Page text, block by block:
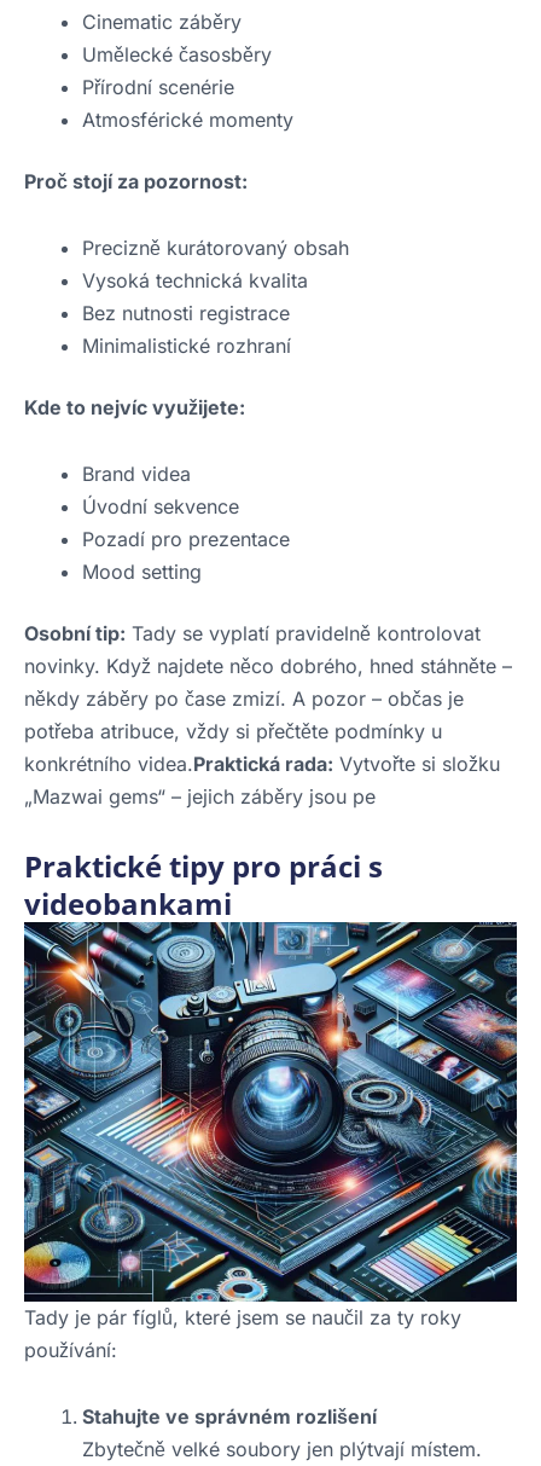
Cinematic záběry
Umělecké časosběry
Přírodní scenérie
Atmosférické momenty
Proč stojí za pozornost:
Precizně kurátorovaný obsah
Vysoká technická kvalita
Bez nutnosti registrace
Minimalistické rozhraní
Kde to nejvíc využijete:
Brand videa
Úvodní sekvence
Pozadí pro prezentace
Mood setting
Osobní tip: Tady se vyplatí pravidelně kontrolovat
novinky. Když najdete něco dobrého, hned stáhněte –
někdy záběry po čase zmizí. A pozor – občas je
potřeba atribuce, vždy si přečtěte podmínky u
konkrétního videa.Praktická rada: Vytvořte si složku
„Mazwai gems“ – jejich záběry jsou pe
Praktické tipy pro práci s
videobankami
Tady je pár fíglů, které jsem se naučil za ty roky
používání:
Stahujte ve správném rozlišení
Zbytečně velké soubory jen plýtvají místem.